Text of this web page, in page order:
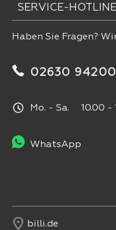
SERVICE-HOTLINE
Haben Sie Fragen?
02630 94200
Mo. - Sa. 10.00 -
WhatsApp
billi.de